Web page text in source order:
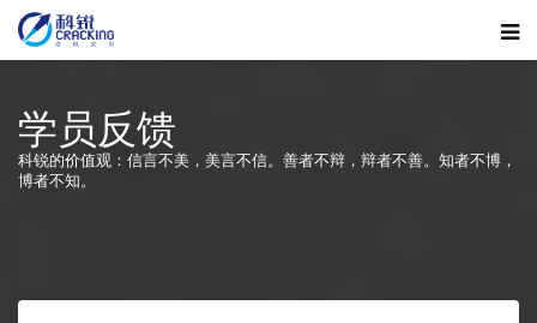
学员反馈
科锐的价值观：信言不美，美言不信。善者不辩，辩者不善。知者不博，
博者不知。